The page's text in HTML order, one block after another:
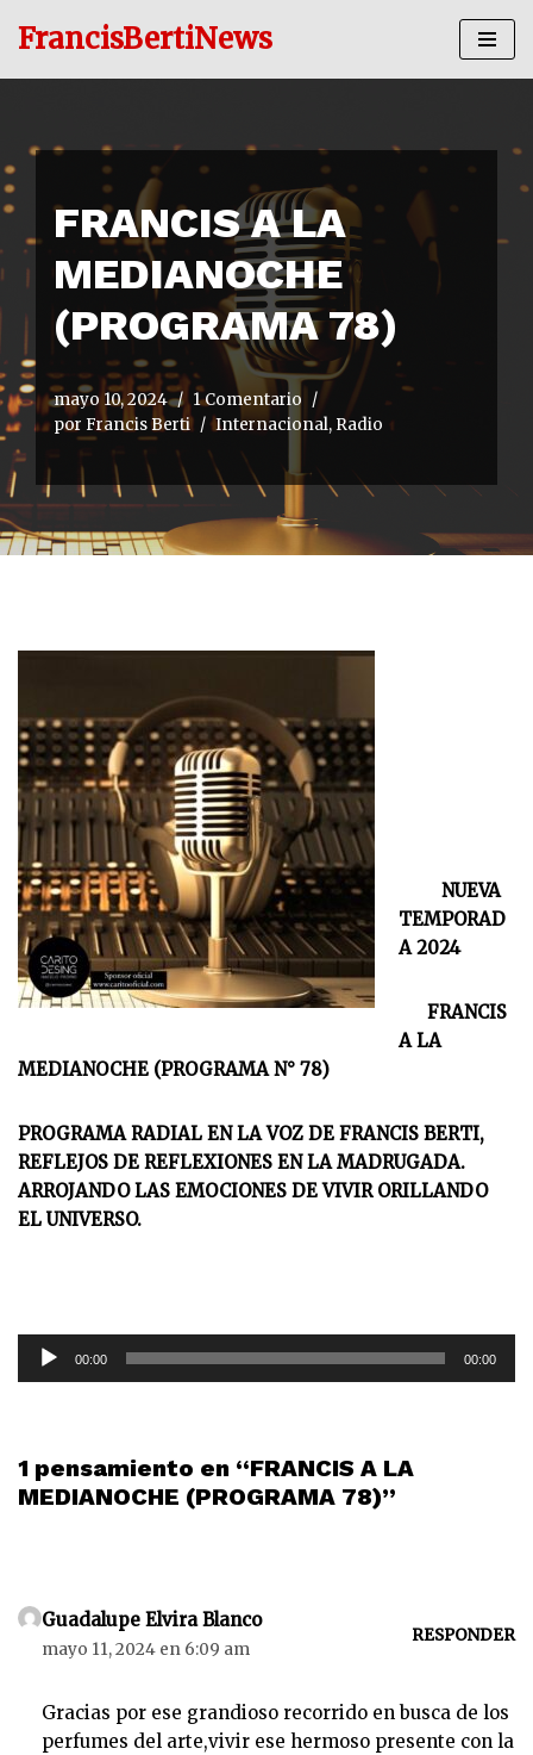
FrancisBertiNews
FRANCIS A LA
MEDIANOCHE
(PROGRAMA 78)
mayo 10, 2024
1 Comentario
por Francis Berti Internacional, Radio
NUEVA
TEMPORAD
A 2024
FRANCIS
A LA
MEDIANOCHE (PROGRAMA N° 78)
PROGRAMA RADIAL EN LA VOZ DE FRANCIS BERTI,
REFLEJOS DE REFLEXIONES EN LA MADRUGADA.
ARROJANDO LAS EMOCIONES DE VIVIR ORILLANDO
EL UNIVERSO.
o
d
o
r
00:00 00:00
1 pensamiento en “FRANCIS A LA
MEDIANOCHE (PROGRAMA 78)”
Guadalupe Elvira Blanco
mayo 11, 2024 en 6:09 am
RESPONDER
Gracias por ese grandioso recorrido en busca de los
perfumes del arte,vivir ese hermoso presente con la